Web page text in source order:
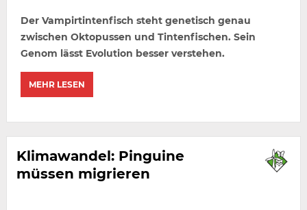
Der Vampirtintenfisch steht genetisch genau
zwischen Oktopussen und Tintenfischen. Sein
Genom lässt Evolution besser verstehen.
MEHR LESEN
Klimawandel: Pinguine
müssen migrieren